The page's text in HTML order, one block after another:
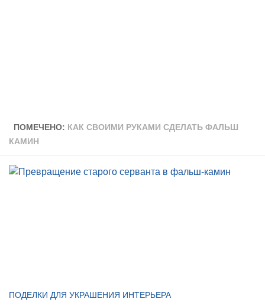
ПОМЕЧЕНО: КАК СВОИМИ РУКАМИ СДЕЛАТЬ ФАЛЬШ
КАМИН
ПОДЕЛКИ ДЛЯ УКРАШЕНИЯ ИНТЕРЬЕРА